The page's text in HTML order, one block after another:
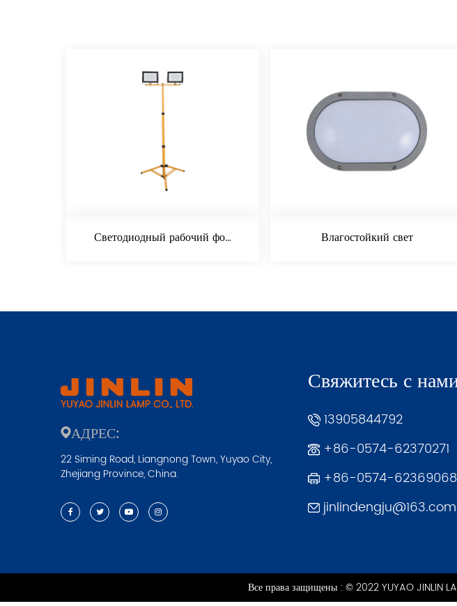
Светодиодный рабочий фонарь с телескопическим штативом Влагостойкий свет
АДРЕС:
22 Siming Road, Liangnong Town, Yuyao City,
Zhejiang Province, China.
Свяжитесь с
13905844792
+86-0574-62370271
+86-0574-62369068
jinlindengju@163.com
Все права защищены : © 2022 YUYAO JINLIN